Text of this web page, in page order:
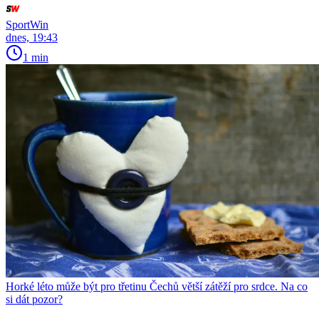
SportWin
dnes, 19:43
1 min
Horké léto může být pro třetinu Čechů větší zátěží pro srdce. Na co
si dát pozor?